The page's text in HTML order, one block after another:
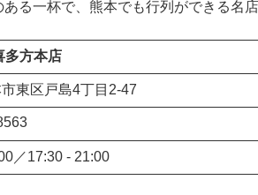
る一杯で、熊本でも行列ができる名
多方本店
東区戸島4丁目2-47
／17:30 - 21:00